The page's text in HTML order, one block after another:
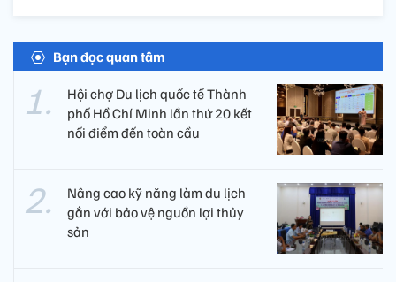
Bạn đọc quan tâm
Hội chợ Du lịch quốc tế Thành
phố Hồ Chí Minh lần thứ 20 kết
nối điểm đến toàn cầu
Nâng cao kỹ năng làm du lịch
gắn với bảo vệ nguồn lợi thủy
sản